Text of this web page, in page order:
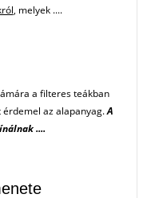
, melyek ....
a filteres teákban
érdemel az alapanyag.A
....